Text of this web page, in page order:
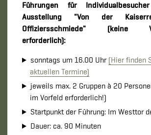
Führungen für
Ausstellung "Von der
Offiziersschmiede" (keine
erforderlich):
sonntags um 16.00 Uhr (Hier finden
aktuellen Termine)
jeweils max. 2 Gruppen à 20
im Vorfeld erforderlich!)
Startpunkt der Führung: Im Westtor
Dauer: ca. 90 Minuten